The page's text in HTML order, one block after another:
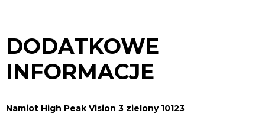
DODATKOWE
INFORMACJE
Namiot High Peak Vision 3 zielony 10123